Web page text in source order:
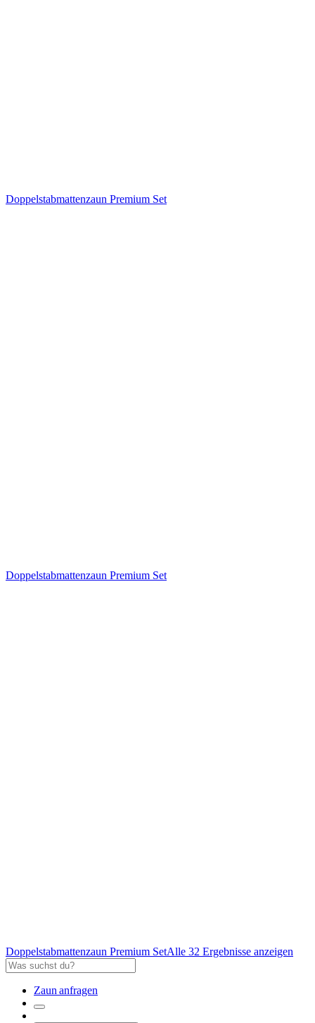
Doppelstabmattenzaun Premium Set
Doppelstabmattenzaun Premium Set
Doppelstabmattenzaun Premium SetAlle 32 Ergebnisse anzeigen
Zaun anfragen